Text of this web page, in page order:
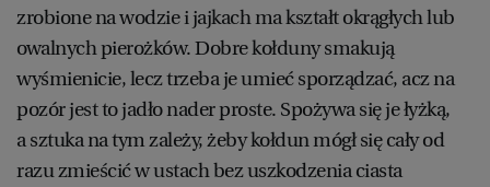
zrobione na wodzie i jajkach ma kształt okrągłych lub
owalnych pierożków. Dobre kołduny smakują
wyśmienicie, lecz trzeba je umieć sporządzać, acz na
pozór jest to jadło nader proste. Spożywa się je łyżką,
a sztuka na tym zależy, żeby kołdun mógł się cały od
razu zmieścić w ustach bez uszkodzenia ciasta